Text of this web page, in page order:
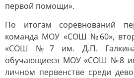
первой помощи».
По итогам соревнований
команда МОУ «СОШ №60»,
«СОШ №7 им. Д.П.
обучающиеся МОУ «СОШ №8
личном первенстве среди